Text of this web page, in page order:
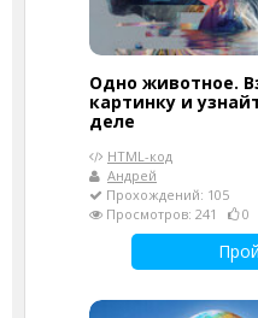
Одно животное.
картинку и
деле
HTML-код
Андрей
Прохождений: 105
Просмотров: 241
0